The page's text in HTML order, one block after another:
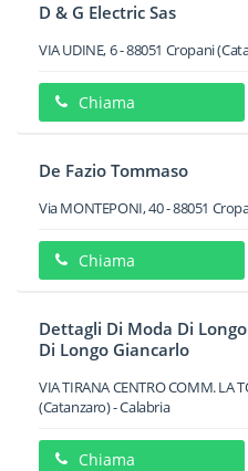
D & G Electric Sas
VIA UDINE, 6-88051 Cropani
Chiama
De Fazio Tommaso
Via MONTEPONI, 40-88051
Chiama
Dettagli Di Moda Di
Di Longo Giancarlo
VIA TIRANA CENTRO COMM. LA
(Catanzaro) -Calabria
Chiama